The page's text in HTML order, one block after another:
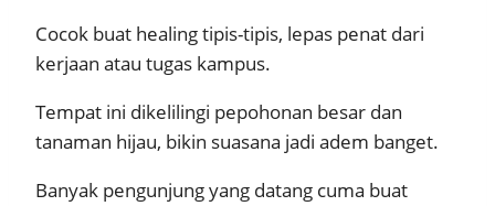
Cocok buat healing tipis-tipis, lepas penat dari
kerjaan atau tugas kampus.
Tempat ini dikelilingi pepohonan besar dan
tanaman hijau, bikin suasana jadi adem banget.
Banyak pengunjung yang datang cuma buat